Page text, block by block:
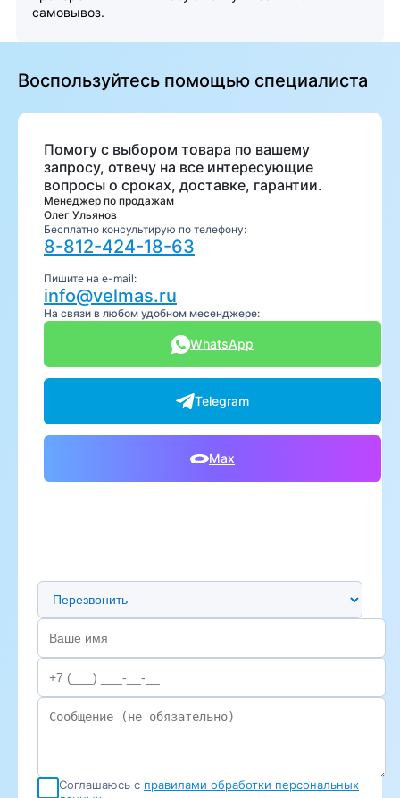
самовывоз.
Воспользуйтесь помощью специалиста
Помогу с выбором товара по вашему
запросу, отвечу на все интересующие
вопросы о сроках, доставке, гарантии.
Менеджер по продажам
Олег Ульянов
Бесплатно консультирую по телефону:
8-812-424-18-63
Пишите на e-mail:
info@velmas.ru
На связи в любом удобном месенджере:
WhatsApp
Telegram
Max
Предпочтительный способ связи
Соглашаюсь с правилами обработки персональных